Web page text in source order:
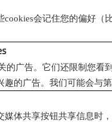
cookies会记住您的偏好（
的广告。它们还限制您看
趣的广告。我们可能会与
媒体共享按钮共享信息时